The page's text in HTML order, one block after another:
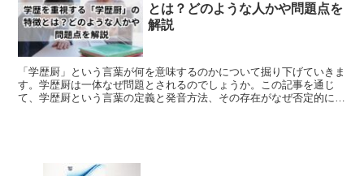
とは？どのような人かや問題点を
解説
「学歴厨」という言葉が何を意味するのかについて掘り下げていきま
す。学歴厨は一体なぜ問題とされるのでしょうか。この記事を通じ
て、学歴厨という言葉の定義と発音方法、その存在がなぜ否定的に捉